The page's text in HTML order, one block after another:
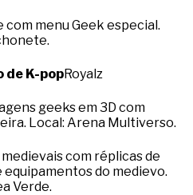
menu Geek especial.
de K-popRoyalz
geeks em 3D com
Local: Arena Multiverso.
com réplicas de
equipamentos do medievo.
Verde.